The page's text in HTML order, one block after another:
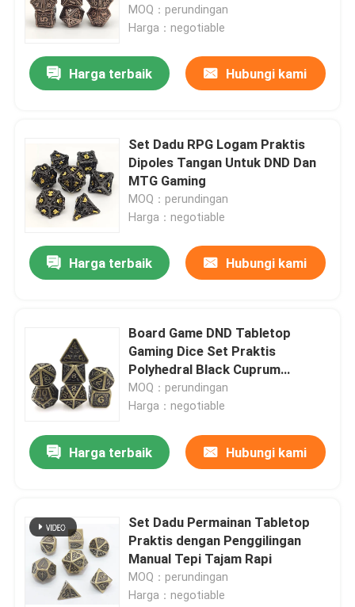
MOQ：perundingan
Harga：negotiable
Harga terbaik Hubungi kami
Set Dadu RPG Logam Praktis
Dipoles Tangan Untuk DND Dan
MTG Gaming
MOQ：perundingan
Harga：negotiable
Harga terbaik Hubungi kami
Board Game DND Tabletop
Gaming Dice Set Praktis
Polyhedral Black Cuprum
Serbaguna
MOQ：perundingan
Harga：negotiable
Harga terbaik Hubungi kami
Set Dadu Permainan Tabletop
Praktis dengan Penggilingan
Manual Tepi Tajam Rapi
MOQ：perundingan
Harga：negotiable